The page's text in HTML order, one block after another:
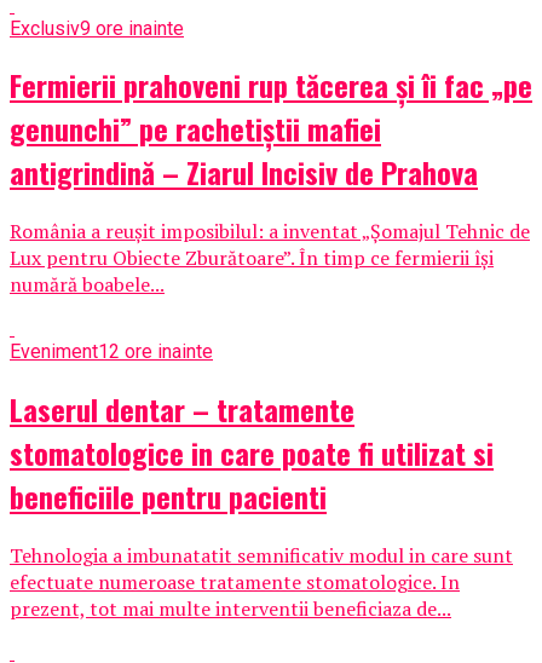
Exclusiv9 ore inainte
Fermierii prahoveni rup tăcerea și îi fac „pe
genunchi” pe rachetiștii mafiei
antigrindină – Ziarul Incisiv de Prahova
România a reușit imposibilul: a inventat „Șomajul Tehnic de
Lux pentru Obiecte Zburătoare”. În timp ce fermierii își
numără boabele...
Eveniment12 ore inainte
Laserul dentar – tratamente
stomatologice in care poate fi utilizat si
beneficiile pentru pacienti
Tehnologia a imbunatatit semnificativ modul in care sunt
efectuate numeroase tratamente stomatologice. In
prezent, tot mai multe interventii beneficiaza de...